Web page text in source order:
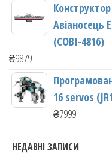
Авіаносець
(COBI-4816)
₴9879
16 servos
₴7999
НЕДАВНІ ЗАПИСИ